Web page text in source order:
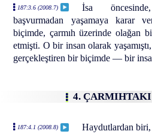
187:3.6 (2008.7)
İsa
başvurmadan yaşamaya karar
biçimde, çarmıh üzerinde olağan
etmişti. O bir insan olarak
gerçekleştiren bir biçimde — bir
4.
187:4.1 (2008.8)
Haydutlardan